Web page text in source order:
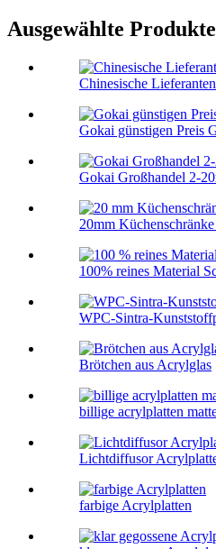
Ausgewählte Produkte
Chinesische
Gokai günstigen Preis
Gokai Großhandel 2-
20mm
100% reines Material
WPC-Sintra-
Brötchen aus Acrylglas
billige acrylplatten
Lichtdiffusor
farbige Acrylplatten